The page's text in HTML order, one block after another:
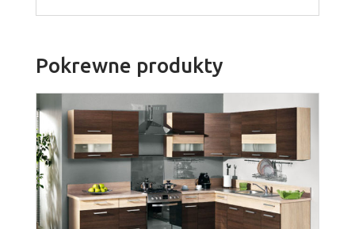
Pokrewne produkty